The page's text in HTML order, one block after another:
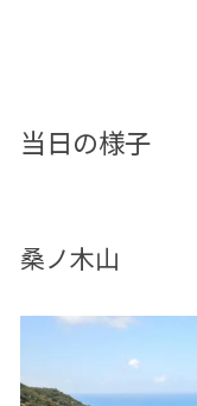
当日の様子
桑ノ木山